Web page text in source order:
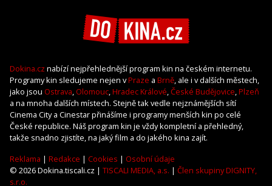
Dokina.cz nabízí nejpřehlednější program kin na českém internetu.
Programy kin sledujeme nejen vPraze a Brně, ale i v dalších městech,
jako jsou Ostrava, Olomouc,Hradec Králové,České Budějovice,Plzeň
a na mnoha dalších místech. Stejně tak vedle nejznámějších sítí
Cinema City a Cinestar přinášíme i programy menších kin po celé
České republice. Náš program kin je vždy kompletní a přehledný,
takže snadno zjistíte, na jaký film a do jakého kina zajít.
Reklama | Redakce | Cookies | Osobní údaje
© 2026 Dokina.tiscali.cz | TISCALI MEDIA, a.s. | Člen skupiny DIGNITY,
s.r.o.